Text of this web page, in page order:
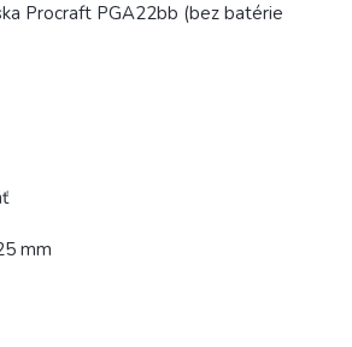
Procraft PGA22bb (bez batérie
mm